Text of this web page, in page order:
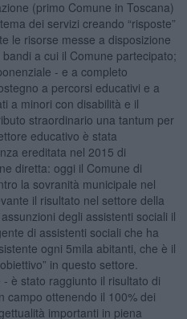
(primo Comune in Toscana)
dei servizi creando “risposte”
le risorse messe a disposizione
a cui il Comune partecipato;
- e a completo
a percorsi educativi e a
a minori con disabilità e il
straordinario una tantum per
educativo è stata
ereditata nel 2015 di
diretta: oggi il Comune di
la sovranità municipale nel
il risultato nel settore della
degli assistenti sociali il
di assistenti sociali che ha
ogni 5mila abitanti, che è il
in questo settore.
è stato raggiunto il risultato di
campo ottenendo il 100% dei
importanti in piena